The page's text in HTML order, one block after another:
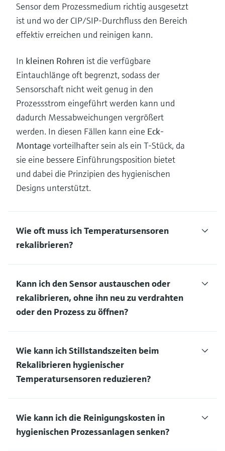
Sensor dem Prozessmedium richtig ausgesetzt
ist und wo der CIP/SIP-Durchfluss den Bereich
effektiv erreichen und reinigen kann.
In kleinen Rohren ist die verfügbare
Eintauchlänge oft begrenzt, sodass der
Sensorschaft nicht weit genug in den
Prozessstrom eingeführt werden kann und
dadurch Messabweichungen vergrößert
werden. In diesen Fällen kann eine Eck-
Montagevorteilhafter sein als ein T-Stück, da
sie eine bessere Einführungsposition bietet
und dabei die Prinzipien des hygienischen
Designs unterstützt.
Wie oft muss ich Temperatursensoren
rekalibrieren?
Kann ich den Sensor austauschen oder
rekalibrieren, ohne ihn neu zu verdrahten
oder den Prozess zu öffnen?
Wie kann ich Stillstandszeiten beim
Rekalibrieren hygienischer
Temperatursensoren reduzieren?
Wie kann ich die Reinigungskosten in
hygienischen Prozessanlagen senken?